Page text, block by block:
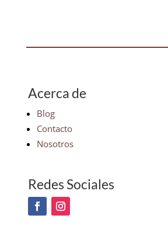
Acerca de
Blog
Contacto
Nosotros
Redes Sociales